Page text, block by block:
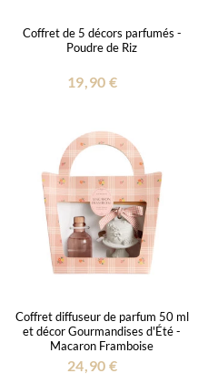
Coffret de 5 décors parfumés -
Poudre de Riz
19,90 €
Coffret diffuseur de parfum 50 ml
et décor Gourmandises d'Été -
Macaron Framboise
24,90 €